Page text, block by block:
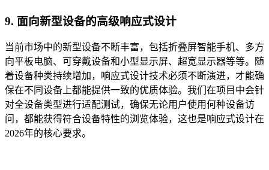
9. 面向新型设备的高级响应式设计
当前市场中的新型设备不断丰富，包括折叠屏智能手机、多方
向平板电脑、可穿戴设备和小型显示屏、超宽显示器等等。随
着设备种类持续增加，响应式设计技术必须不断演进，才能确
保在不同设备上都能提供一致的优质体验。我们在项目中会针
对全设备类型进行适配测试，确保无论用户使用何种设备访
问，都能获得符合设备特性的浏览体验，这也是响应式设计在
2026年的核心要求。